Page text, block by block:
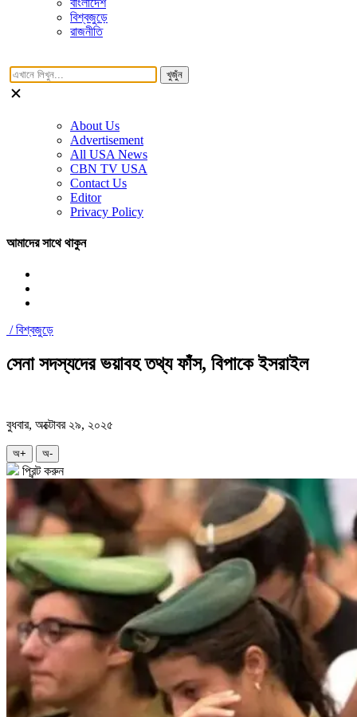
বিশ্বজুড়ে
রাজনীতি
খুজুঁন
About Us
Advertisement
All USA News
CBN TV USA
Contact Us
Editor
Privacy Policy
আমাদের সাথে থাকুন
/বিশ্বজুড়ে
সেনা সদস্যদের ভয়াবহ তথ্য ফাঁস, বিপাকে ইসরাইল
বুধবার, অক্টোবর ২৯, ২০২৫
অ+ অ-
প্রিন্ট করুন